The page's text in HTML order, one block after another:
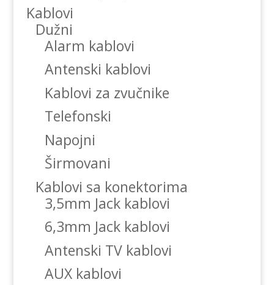
Kablovi
Dužni
Alarm kablovi
Antenski kablovi
Kablovi za zvučnike
Telefonski
Napojni
Širmovani
Kablovi sa konektorima
3,5mm Jack kablovi
6,3mm Jack kablovi
Antenski TV kablovi
AUX kablovi